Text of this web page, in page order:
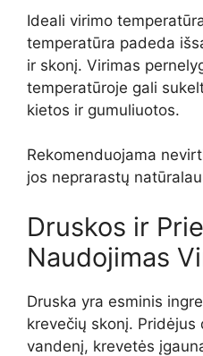
Ideali virimo
temperatūra padeda
ir skonį. Virimas
temperatūroje gali
kietos ir gumuliuotos.
Rekomenduojama
jos neprarastų
Druskos ir
Naudojimas
Druska yra esminis
krevečių skonį. Pridėjus
vandenį, krevetės